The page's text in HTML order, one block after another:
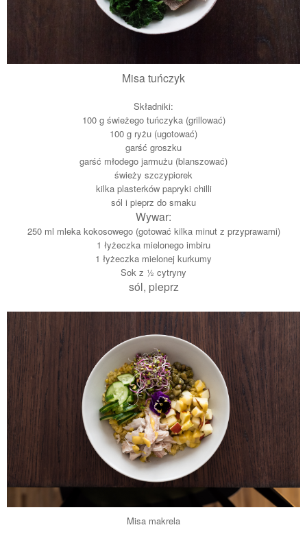
Misa tuńczyk
Składniki:
100 g świeżego tuńczyka (grillować)
100 g ryżu (ugotować)
garść groszku
garść młodego jarmużu (blanszować)
świeży szczypiorek
kilka plasterków papryki chilli
sól i pieprz do smaku
Wywar:
250 ml mleka kokosowego (gotować kilka minut z przyprawami)
1 łyżeczka mielonego imbiru
1 łyżeczka mielonej kurkumy
Sok z ½ cytryny
sól, pieprz
Misa makrela